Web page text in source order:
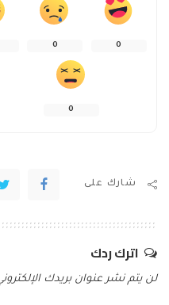
0
0
0
شارك على
اترك ردك
لن يتم نشر عنوان بريدك